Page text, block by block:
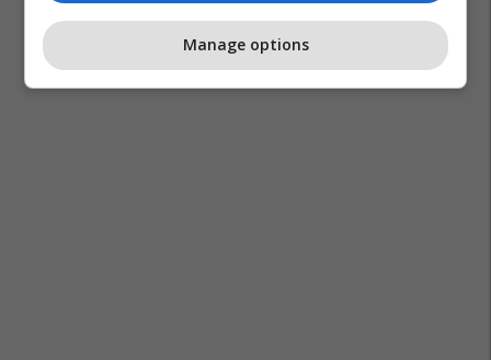
Manage options